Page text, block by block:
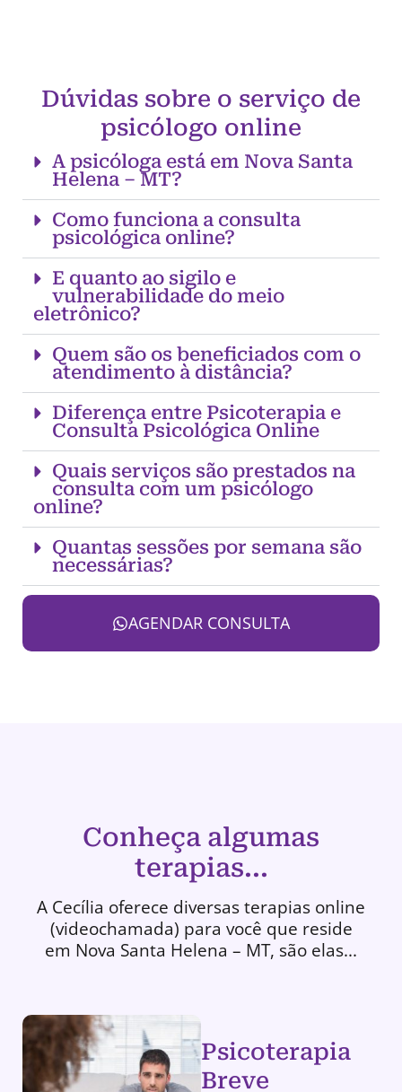
Dúvidas sobre o serviço de
psicólogo online
A psicóloga está em Nova Santa
Helena – MT?
Como funciona a consulta
psicológica online?
E quanto ao sigilo e
vulnerabilidade do meio
eletrônico?
Quem são os beneficiados com o
atendimento à distância?
Diferença entre Psicoterapia e
Consulta Psicológica Online
Quais serviços são prestados na
consulta com um psicólogo
online?
Quantas sessões por semana são
necessárias?
AGENDAR CONSULTA
Conheça algumas
terapias...
A Cecília oferece diversas terapias online
(videochamada) para você que reside
em Nova Santa Helena – MT, são elas...
Psicoterapia
Breve